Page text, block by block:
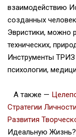
взаимодействию
созданных
Эвристики, можно
технических,
Инструменты ТРИЗ
психологии,
А также —
Стратегии Личности
Развития
Идеальную